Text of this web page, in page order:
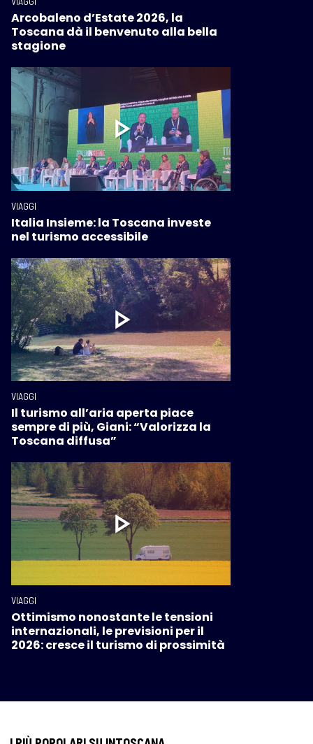
Arcobaleno d’Estate 2026, la
Toscana dà il benvenuto alla bella
stagione
VIAGGI
Italia Insieme: la Toscana investe
nel turismo accessibile
VIAGGI
Il turismo all’aria aperta piace
sempre di più, Giani: “Valorizza la
Toscana diffusa”
VIAGGI
Ottimismo nonostante le tensioni
internazionali, le previsioni per il
2026: cresce il turismo di prossimità